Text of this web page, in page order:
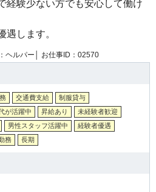
経験少ない方でも安心して働け
遇します。
ヘルパー│ お仕事ID：02570
交通費支給
制服貸与
が活躍中 昇給あり
未経験者歓迎
男性スタッフ活躍中
経験者優遇
務 長期